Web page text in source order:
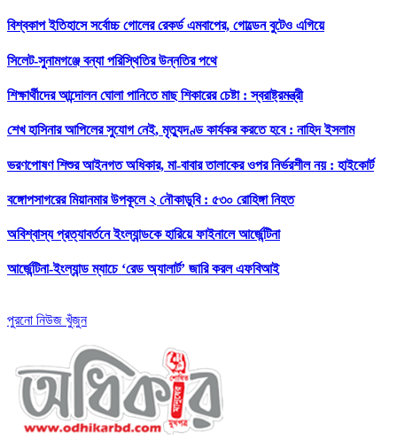
বিশ্বকাপ ইতিহাসে সর্বোচ্চ গোলের রেকর্ড এমবাপের, গোল্ডেন বুটেও এগিয়ে
সিলেট-সুনামগঞ্জে বন্যা পরিস্থিতির উন্নতির পথে
শিক্ষার্থীদের আন্দোলন ঘোলা পানিতে মাছ শিকারের চেষ্টা : স্বরাষ্ট্রমন্ত্রী
শেখ হাসিনার আপিলের সুযোগ নেই, মৃত্যুদণ্ড কার্যকর করতে হবে : নাহিদ ইসলাম
ভরণপোষণ শিশুর আইনগত অধিকার, মা-বাবার তালাকের ওপর নির্ভরশীল নয় : হাইকোর্ট
বঙ্গোপসাগরের মিয়ানমার উপকূলে ২ নৌকাডুবি : ৫৩০ রোহিঙ্গা নিহত
অবিশ্বাস্য প্রত্যাবর্তনে ইংল্যান্ডকে হারিয়ে ফাইনালে আর্জেন্টিনা
আর্জেন্টিনা-ইংল্যান্ড ম্যাচে ‘রেড অ্যালার্ট’ জারি করল এফবিআই
পুরনো নিউজ খুঁজুন